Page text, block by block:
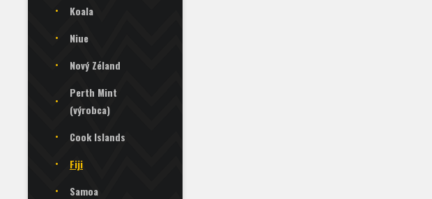
Koala
Niue
Nový Zéland
Perth Mint
(výrobca)
Cook Islands
Fiji
Samoa